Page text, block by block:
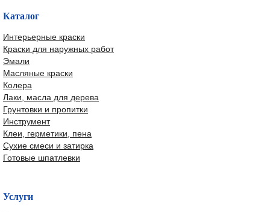
Каталог
Интерьерные краски
Краски для наружных работ
Эмали
Масляные краски
Колера
Лаки, масла для дерева
Грунтовки и пропитки
Инструмент
Клеи, герметики, пена
Сухие смеси и затирка
Готовые шпатлевки
Услуги